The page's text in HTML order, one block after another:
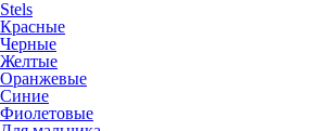
Stels
Красные
Черные
Желтые
Оранжевые
Синие
Фиолетовые